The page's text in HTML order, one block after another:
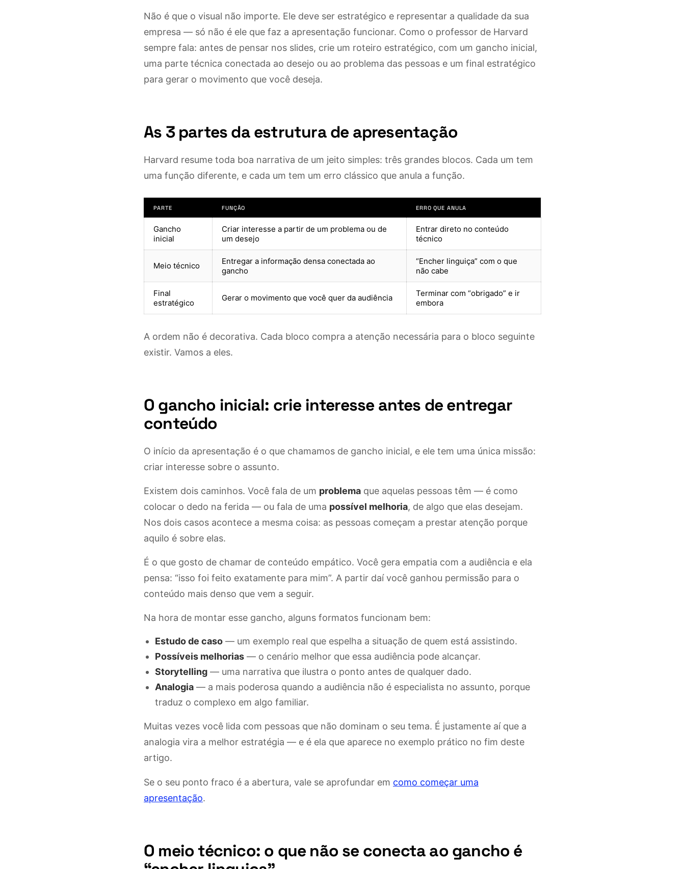
Não é que o visual não importe. Ele deve ser estratégico e representar a qualidade da sua
empresa — só não é ele que faz a apresentação funcionar. Como o professor de Harvard
sempre fala: antes de pensar nos slides, crie um roteiro estratégico, com um gancho inicial,
uma parte técnica conectada ao desejo ou ao problema das pessoas e um final estratégico
para gerar o movimento que você deseja.
As 3 partes da estrutura de apresentação
Harvard resume toda boa narrativa de um jeito simples: três grandes blocos. Cada um tem
uma função diferente, e cada um tem um erro clássico que anula a função.
PARTE FUNÇÃO ERRO QUE ANULA
Gancho
inicial
Criar interesse a partir de um problema ou de
um desejo
Entrar direto no conteúdo
técnico
Meio técnico
Entregar a informação densa conectada ao
gancho
“Encher linguiça” com o que
não cabe
Final
estratégico
Gerar o movimento que você quer da audiência
Terminar com “obrigado” e ir
embora
A ordem não é decorativa. Cada bloco compra a atenção necessária para o bloco seguinte
existir. Vamos a eles.
O gancho inicial: crie interesse antes de entregar
conteúdo
O início da apresentação é o que chamamos de gancho inicial, e ele tem uma única missão:
criar interesse sobre o assunto.
Existem dois caminhos. Você fala de um problema que aquelas pessoas têm — é como
colocar o dedo na ferida — ou fala de uma possível melhoria, de algo que elas desejam.
Nos dois casos acontece a mesma coisa: as pessoas começam a prestar atenção porque
aquilo é sobre elas.
É o que gosto de chamar de conteúdo empático. Você gera empatia com a audiência e ela
pensa: “isso foi feito exatamente para mim”. A partir daí você ganhou permissão para o
conteúdo mais denso que vem a seguir.
Na hora de montar esse gancho, alguns formatos funcionam bem:
Estudo de caso — um exemplo real que espelha a situação de quem está assistindo.
Possíveis melhorias — o cenário melhor que essa audiência pode alcançar.
Storytelling — uma narrativa que ilustra o ponto antes de qualquer dado.
Analogia — a mais poderosa quando a audiência não é especialista no assunto, porque
traduz o complexo em algo familiar.
Muitas vezes você lida com pessoas que não dominam o seu tema. É justamente aí que a
analogia vira a melhor estratégia — e é ela que aparece no exemplo prático no fim deste
artigo.
Se o seu ponto fraco é a abertura, vale se aprofundar em como começar uma
apresentação.
O meio técnico: o que não se conecta ao gancho é